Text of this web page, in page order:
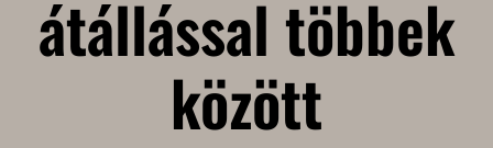
átállással többek
között